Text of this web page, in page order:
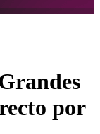
por